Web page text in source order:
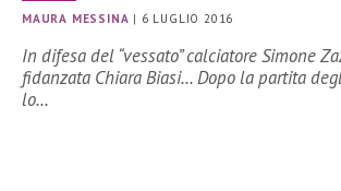
MAURA MESSINA | 6 LUGLIO 2016
In difesa del “vessato” calciatore Simone
fidanzata Chiara Biasi… Dopo la partita
lo…